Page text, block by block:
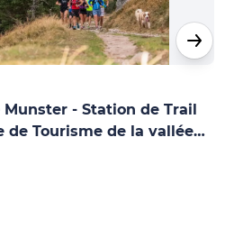
Munster - Station de Trail
de Tourisme de la vallée